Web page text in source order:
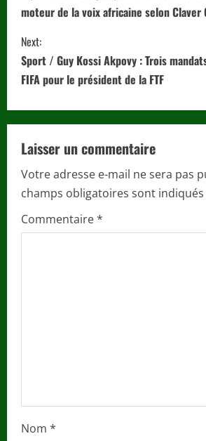
n
t
i
n
u
e
R
e
moteur de la voix africaine selon Claver
Next:
Sport / Guy Kossi Akpovy : Trois
FIFA pour le président de la FTF
Laisser un commentaire
Votre adresse e-mail ne sera pas
champs obligatoires sont indiqués
Commentaire*
Nom *